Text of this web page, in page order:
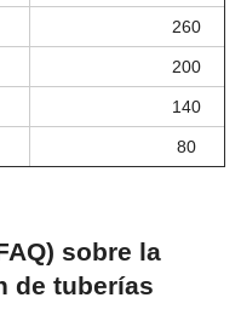
260
200
140
80
sobre la
de tuberías